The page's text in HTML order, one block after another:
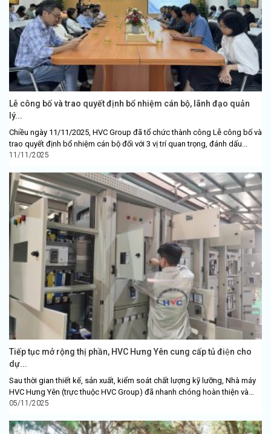
Lễ công bố và trao quyết định bổ nhiệm cán bộ, lãnh đạo quản
lý...
Chiều ngày 11/11/2025, HVC Group đã tổ chức thành công Lễ công bố và
trao quyết định bổ nhiệm cán bộ đối với 3 vị trí quan trọng, đánh dấu...
11/11/2025
Tiếp tục mở rộng thị phần, HVC Hưng Yên cung cấp tủ điện cho
dự...
Sau thời gian thiết kế, sản xuất, kiểm soát chất lượng kỹ lưỡng, Nhà máy
HVC Hưng Yên (trực thuộc HVC Group) đã nhanh chóng hoàn thiện và
đang tiến...
05/11/2025